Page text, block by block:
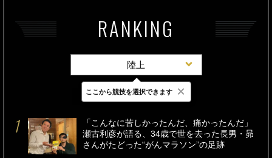
RANKING
陸上
最新 24時間 週間
「こんなに苦しかったんだ、痛かったんだ」
瀬古利彦が語る、34歳で世を去った長男・昴
さんがたどった“がんマラソン”の足跡
ここから競技を選択できます ×